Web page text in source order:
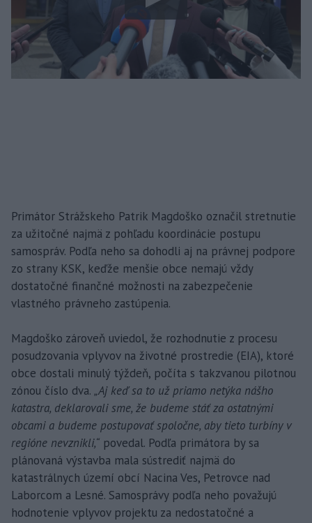
Primátor Strážskeho Patrik Magdoško označil stretnutie
za užitočné najmä z pohľadu koordinácie postupu
samospráv. Podľa neho sa dohodli aj na právnej podpore
zo strany KSK, keďže menšie obce nemajú vždy
dostatočné finančné možnosti na zabezpečenie
vlastného právneho zastúpenia.
Magdoško zároveň uviedol, že rozhodnutie z procesu
posudzovania vplyvov na životné prostredie (EIA), ktoré
obce dostali minulý týždeň, počíta s takzvanou pilotnou
zónou číslo dva. „Aj keď sa to už priamo netýka nášho
katastra, deklarovali sme, že budeme stáť za ostatnými
obcami a budeme postupovať spoločne, aby tieto turbíny v
regióne nevznikli,“ povedal. Podľa primátora by sa
plánovaná výstavba mala sústrediť najmä do
katastrálnych území obcí Nacina Ves, Petrovce nad
Laborcom a Lesné. Samosprávy podľa neho považujú
hodnotenie vplyvov projektu za nedostatočné a